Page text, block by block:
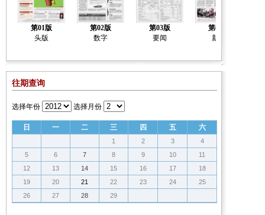
第01版
头版
第02版
数字
第03版
要闻
第04版
新闻
往期查询
选择年份 选择月份
日 一 二 三 四 五 六
1 2 3
4
5
6 7 8 9 10
11
12
13 14 15 16 17
18
19
20 21 22 23 24
25
26
27 28 29